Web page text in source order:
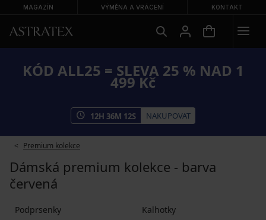
MAGAZÍN VÝMĚNA A VRÁCENÍ KONTAKT
KÓD ALL25 = SLEVA 25 % NAD 1
499 Kč
12H 36M 11S NAKUPOVAT
Premium kolekce
Dámská premium kolekce - barva
červená
Podprsenky Kalhotky